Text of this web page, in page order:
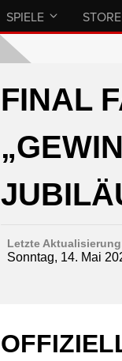
SPIELE STORE
FINAL
Letzte
Sonntag, 14. Mai